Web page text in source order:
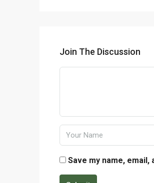
Join The Discussion
Save my name,